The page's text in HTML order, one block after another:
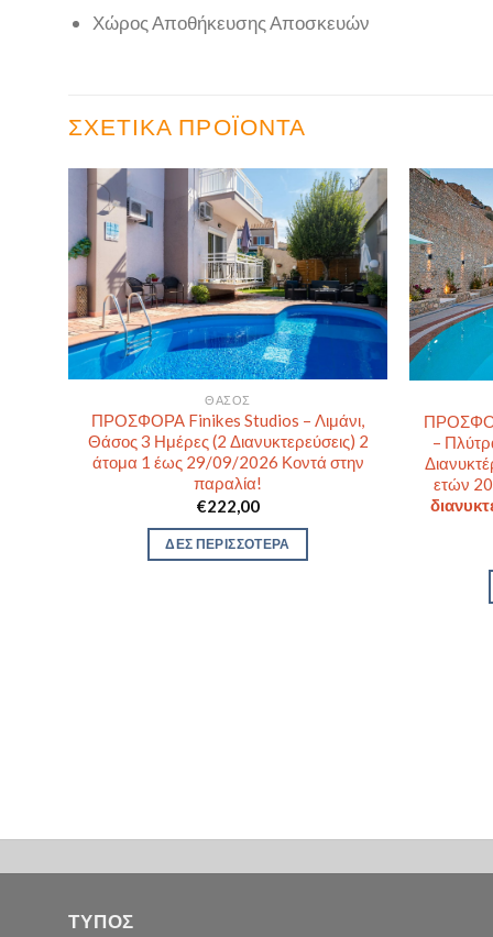
Χώρος Αποθήκευσης Αποσκευών
ΣΧΕΤΙΚΆ ΠΡΟΪΌΝΤΑ
ΘΆΣΟΣ
ΠΡΟΣΦΟΡΑ Finikes Studios – Λιμάνι,
Θάσος 3 Ημέρες (2 Διανυκτερεύσεις) 2
άτομα 1 έως 29/09/2026 Κοντά στην
παραλία!
€222,00
ΔΕΣ ΠΕΡΙΣΣΟΤΕΡΑ
–
ετών
ΤΥΠΟΣ